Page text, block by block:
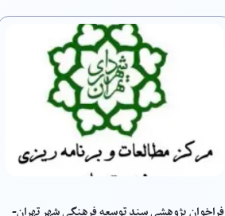
صورت دومرحله‌ای، مرحلۀ نخست: ارسال بخش فنی
پیشنهاد پژوهشی توسط مجریان متقاضی و مرحلۀ
دوم: ارسال برآورد...